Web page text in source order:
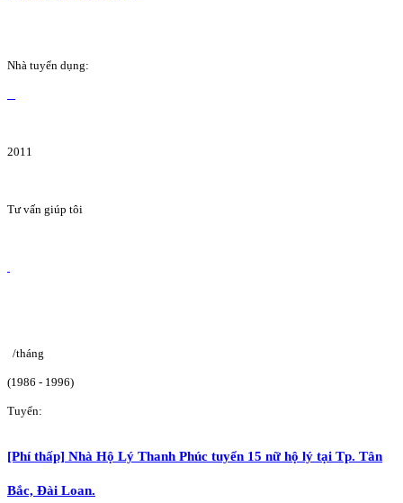
Nhà tuyển dụng:
2011
Tư vấn giúp tôi
/tháng
(1986 - 1996)
Tuyển:
[Phí thấp] Nhà Hộ Lý Thanh Phúc tuyển 15 nữ hộ lý tại Tp. Tân
Bắc, Đài Loan.